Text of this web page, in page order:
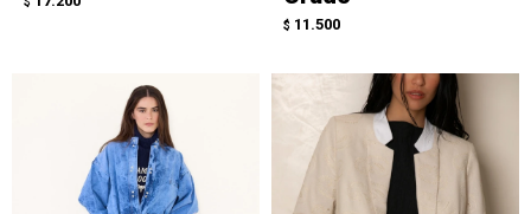
$ 11.500